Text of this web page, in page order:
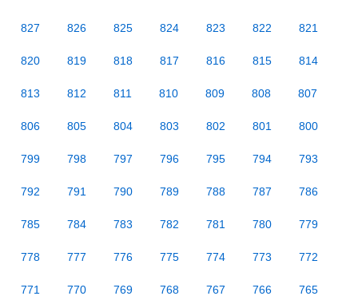
827 826 825 824 823 822 821
820 819 818 817 816 815 814
813 812 811 810 809 808 807
806 805 804 803 802 801 800
799 798 797 796 795 794 793
792 791 790 789 788 787 786
785 784 783 782 781 780 779
778 777 776 775 774 773 772
771 770 769 768 767 766 765